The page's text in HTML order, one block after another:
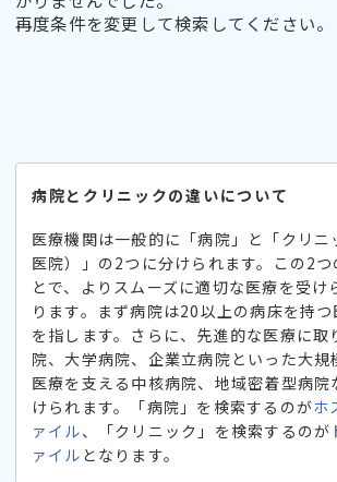
再度条件を変更して検索してください。
病院とクリニックの違いについて
医療機関は一般的に「病院」と「クリニ
医院）」の2つに分けられます。この2つ
とで、よりスムーズに適切な医療を受け
ります。まず病院は20以上の病床を持
を指します。さらに、先進的な医療に取
院、大学病院、企業立病院といった大規
医療を支える中核病院、地域密着型病院
けられます。「病院」を検索するのがホ
ァイル、「クリニック」を検索するのが
ァイル となります。